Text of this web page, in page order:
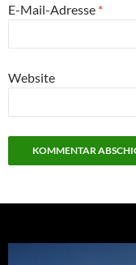
E-Mail-Adresse *
Website